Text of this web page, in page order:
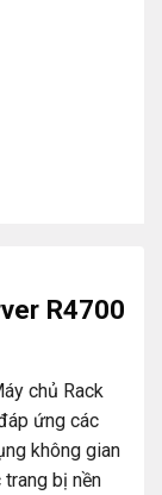
R4700
chủ Rack
ứng các
không gian
bị nền